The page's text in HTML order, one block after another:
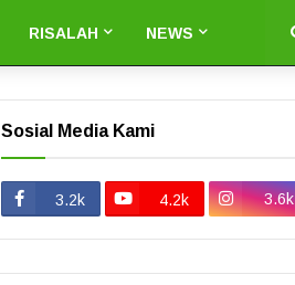
RISALAH NEWS
Sosial Media Kami
3.2k 4.2k 3.6k